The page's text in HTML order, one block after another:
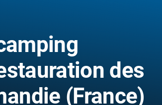
des
(France)